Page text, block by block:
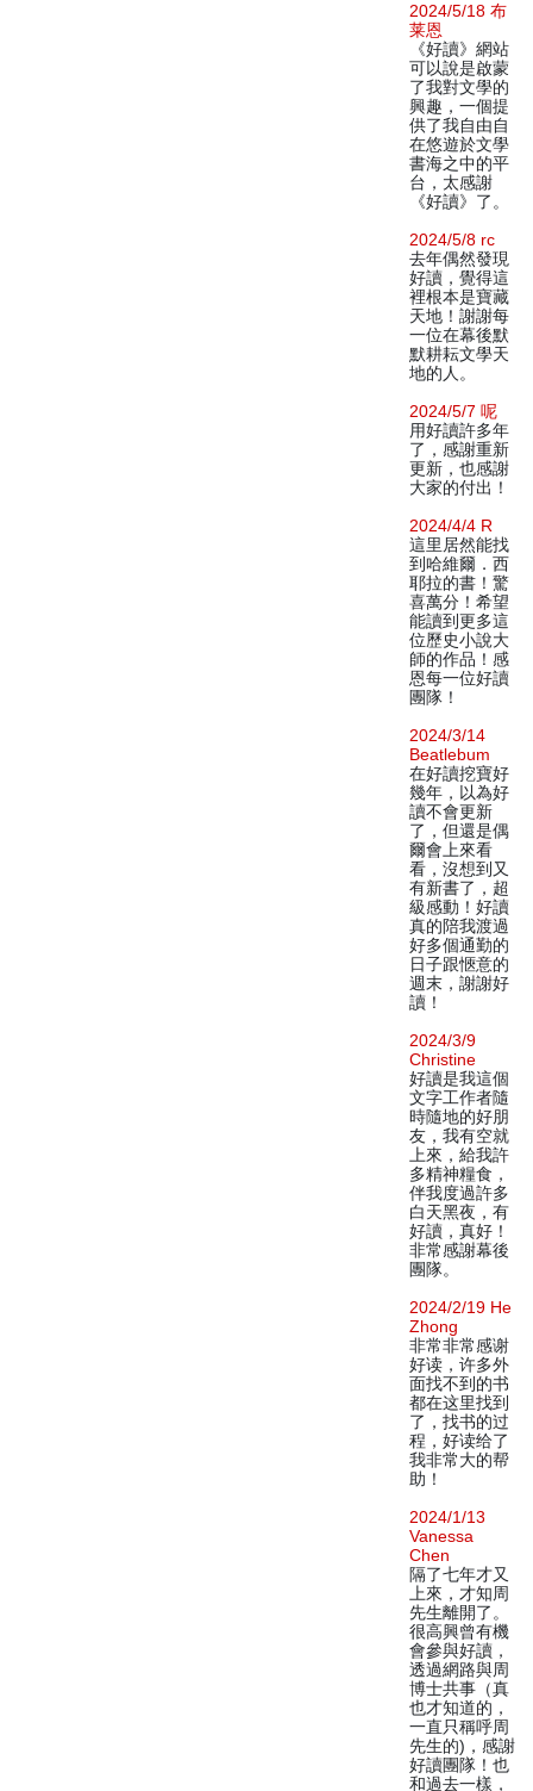
2024/5/18 布
莱恩
《好讀》網站
可以說是啟蒙
了我對文學的
興趣，一個提
供了我自由自
在悠遊於文學
書海之中的平
台，太感謝
《好讀》了。
2024/5/8 rc
去年偶然發現
好讀，覺得這
裡根本是寶藏
天地！謝謝每
一位在幕後默
默耕耘文學天
地的人。
2024/5/7 呢
用好讀許多年
了，感謝重新
更新，也感謝
大家的付出！
2024/4/4 R
這里居然能找
到哈維爾．西
耶拉的書！驚
喜萬分！希望
能讀到更多這
位歷史小說大
師的作品！感
恩每一位好讀
團隊！
2024/3/14
Beatlebum
在好讀挖寶好
幾年，以為好
讀不會更新
了，但還是偶
爾會上來看
看，沒想到又
有新書了，超
級感動！好讀
真的陪我渡過
好多個通勤的
日子跟愜意的
週末，謝謝好
讀！
2024/3/9
Christine
好讀是我這個
文字工作者隨
時隨地的好朋
友，我有空就
上來，給我許
多精神糧食，
伴我度過許多
白天黑夜，有
好讀，真好！
非常感謝幕後
團隊。
2024/2/19 He
Zhong
非常非常感谢
好读，许多外
面找不到的书
都在这里找到
了，找书的过
程，好读给了
我非常大的帮
助！
2024/1/13
Vanessa
Chen
隔了七年才又
上來，才知周
先生離開了。
很高興曾有機
會參與好讀，
透過網路與周
博士共事（真
也才知道的，
一直只稱呼周
先生的)，感謝
好讀團隊！也
和過去一樣，